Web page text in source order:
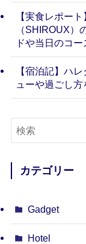
【実食レポー
（SHIROUX）
ドや当日のコー
【宿泊記】ハ
ューや過ごし
カテゴリー
Gadget
Hotel